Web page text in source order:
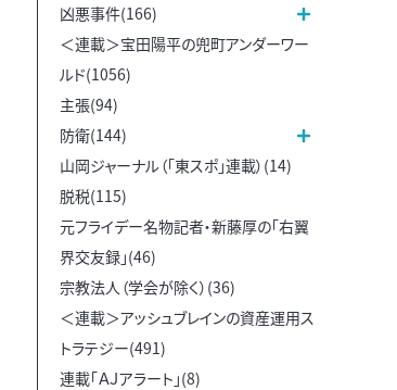
凶悪事件(166)
＜連載＞宝田陽平の兜町アンダーワー
ルド(1056)
主張(94)
防衛(144)
山岡ジャーナル（「東スポ」連載）(14)
脱税(115)
元フライデー名物記者・新藤厚の「右翼
界交友録」(46)
宗教法人（学会が除く）(36)
＜連載＞アッシュブレインの資産運用ス
トラテジー(491)
連載「ＡＪアラート」(8)